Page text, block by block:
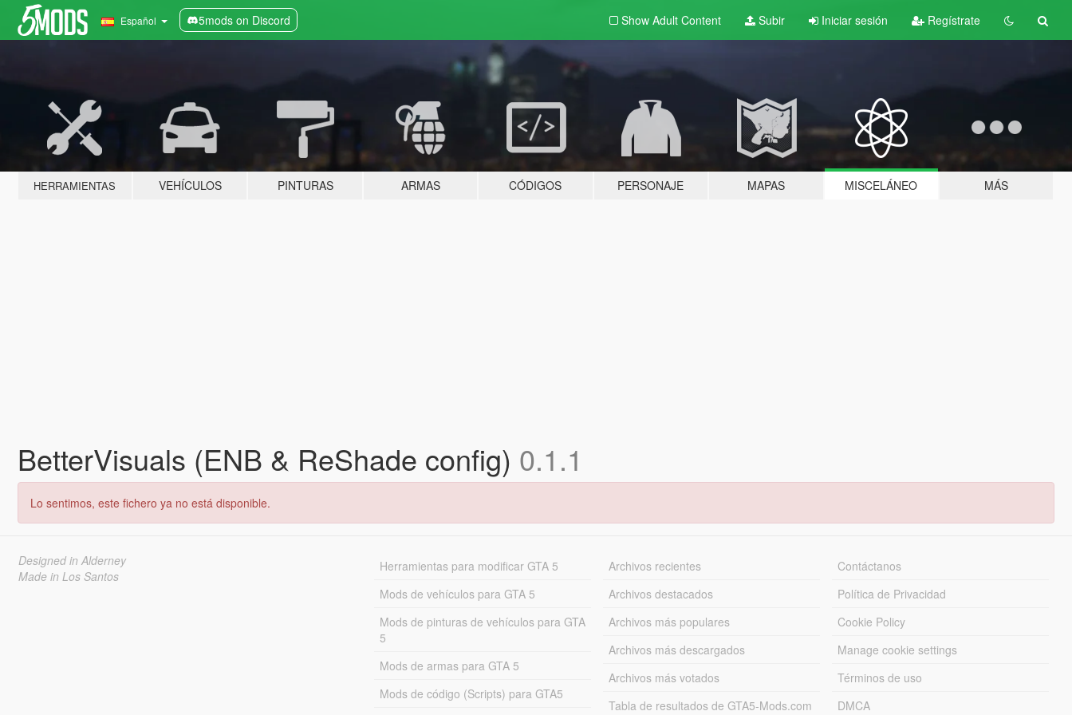
Español 5mods on Discord Show Adult Content Subir Iniciar sesión Regístrate
HERRAMIENTAS VEHÍCULOS PINTURAS ARMAS CÓDIGOS PERSONAJE MAPAS MISCELÁNEO MÁS
BetterVisuals (ENB & ReShade config) 0.1.1
Lo sentimos, este fichero ya no está disponible.
Designed in Alderney
Made in Los Santos
Herramientas para modificar GTA 5
Mods de vehículos para GTA 5
Mods de pinturas de vehículos para GTA
5
Mods de armas para GTA 5
Mods de código (Scripts) para GTA5
Archivos recientes
Archivos destacados
Archivos más populares
Archivos más descargados
Archivos más votados
Tabla de resultados de GTA5-Mods.com
Contáctanos
Política de Privacidad
Cookie Policy
Manage cookie settings
Términos de uso
DMCA